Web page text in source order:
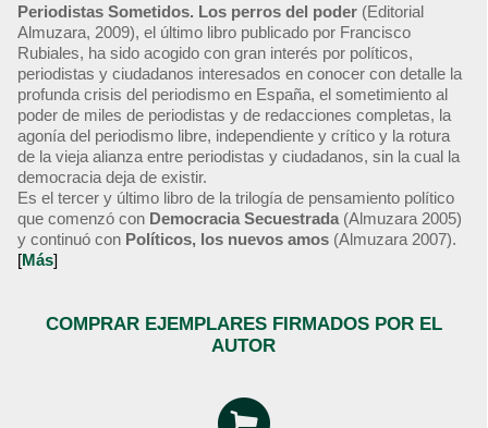
Periodistas Sometidos. Los perros del poder (Editorial
Almuzara, 2009), el último libro publicado por Francisco
Rubiales, ha sido acogido con gran interés por políticos,
periodistas y ciudadanos interesados en conocer con detalle la
profunda crisis del periodismo en España, el sometimiento al
poder de miles de periodistas y de redacciones completas, la
agonía del periodismo libre, independiente y crítico y la rotura
de la vieja alianza entre periodistas y ciudadanos, sin la cual la
democracia deja de existir.
Es el tercer y último libro de la trilogía de pensamiento político
que comenzó con Democracia Secuestrada (Almuzara 2005)
y continuó con Políticos, los nuevos amos (Almuzara 2007).
[Más]
COMPRAR EJEMPLARES FIRMADOS POR EL
AUTOR